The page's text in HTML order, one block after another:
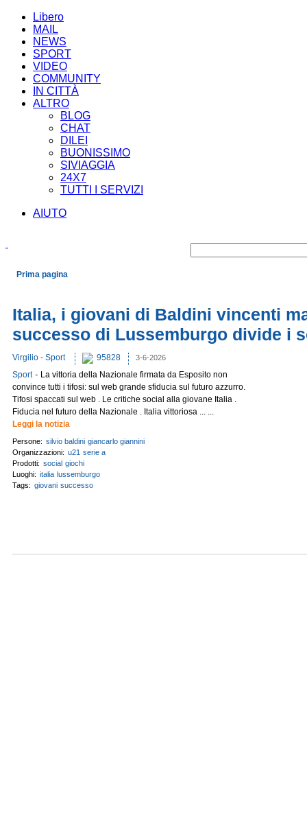
Libero
MAIL
NEWS
SPORT
VIDEO
COMMUNITY
IN CITTÀ
ALTRO
BLOG
CHAT
DILEI
BUONISSIMO
SIVIAGGIA
24X7
TUTTI I SERVIZI
AIUTO
Prima pagina
Italia, i giovani di Baldini vincenti
successo di Lussemburgo divide i
Virgilio - Sport 95828 3-6-2026
Sport- La vittoria della Nazionale firmata da Esposito non
convince tutti i tifosi: sul web grande sfiducia sul futuro azzurro.
Tifosi spaccati sul web . Le critiche social alla giovane Italia .
Fiducia nel futuro della Nazionale . Italia vittoriosa ... ...
Leggi la notizia
Persone: silvio baldini giancarlo giannini
Organizzazioni: u21 serie a
Prodotti: social giochi
Luoghi: italia lussemburgo
Tags: giovani successo